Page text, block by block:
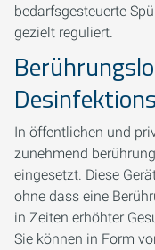
bedarfsgesteuerte
gezielt reguliert.
In öffentlichen und
zunehmend
eingesetzt. Diese
ohne dass eine
in Zeiten erhöhter
Sie können in Form